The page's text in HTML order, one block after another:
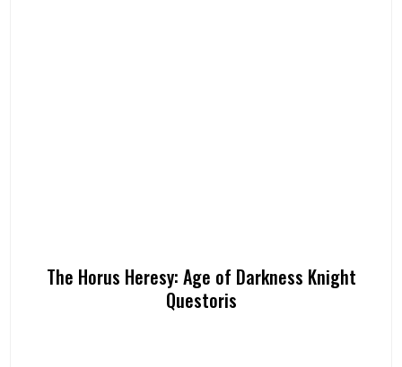
The Horus Heresy: Age of Darkness Knight
Questoris